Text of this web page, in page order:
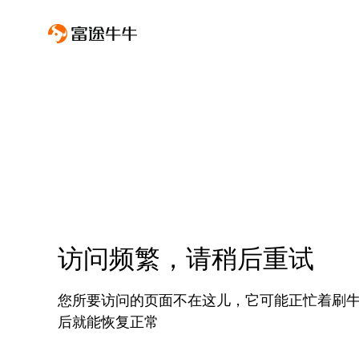
访问频繁，请稍后重试
您所要访问的页面不在这儿，它可能正忙着刷
后就能恢复正常